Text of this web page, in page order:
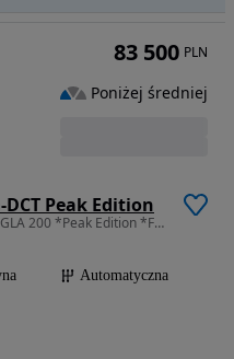
DCT Peak Edition
1595 cm3 • 156 KM • Mercedes-Benz GLA 200 *Peak Edition *Felgi AMG *Pakiet Night
Automatyczna
83 500 PLN
Poniżej średniej